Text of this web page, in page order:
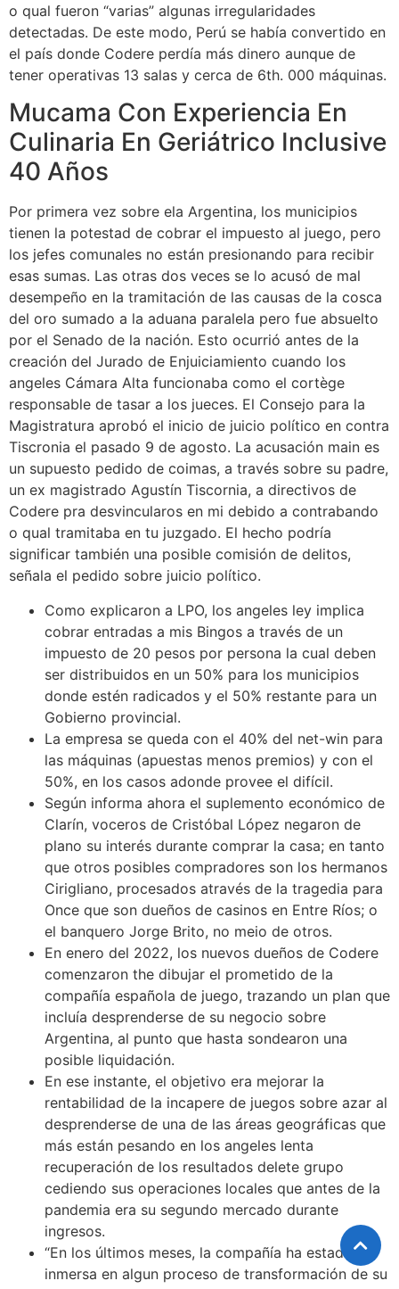
o qual fueron “varias” algunas irregularidades
detectadas. De este modo, Perú se había convertido en
el país donde Codere perdía más dinero aunque de
tener operativas 13 salas y cerca de 6th. 000 máquinas.
Mucama Con Experiencia En
Culinaria En Geriátrico Inclusive
40 Años
Por primera vez sobre ela Argentina, los municipios
tienen la potestad de cobrar el impuesto al juego, pero
los jefes comunales no están presionando para recibir
esas sumas. Las otras dos veces se lo acusó de mal
desempeño en la tramitación de las causas de la cosca
del oro sumado a la aduana paralela pero fue absuelto
por el Senado de la nación. Esto ocurrió antes de la
creación del Jurado de Enjuiciamiento cuando los
angeles Cámara Alta funcionaba como el cortège
responsable de tasar a los jueces. El Consejo para la
Magistratura aprobó el inicio de juicio político en contra
Tiscronia el pasado 9 de agosto. La acusación main es
un supuesto pedido de coimas, a través sobre su padre,
un ex magistrado Agustín Tiscornia, a directivos de
Codere pra desvincularos en mi debido a contrabando
o qual tramitaba en tu juzgado. El hecho podría
significar también una posible comisión de delitos,
señala el pedido sobre juicio político.
Como explicaron a LPO, los angeles ley implica
cobrar entradas a mis Bingos a través de un
impuesto de 20 pesos por persona la cual deben
ser distribuidos en un 50% para los municipios
donde estén radicados y el 50% restante para un
Gobierno provincial.
La empresa se queda con el 40% del net-win para
las máquinas (apuestas menos premios) y con el
50%, en los casos adonde provee el difícil.
Según informa ahora el suplemento económico de
Clarín, voceros de Cristóbal López negaron de
plano su interés durante comprar la casa; en tanto
que otros posibles compradores son los hermanos
Cirigliano, procesados através de la tragedia para
Once que son dueños de casinos en Entre Ríos; o
el banquero Jorge Brito, no meio de otros.
En enero del 2022, los nuevos dueños de Codere
comenzaron the dibujar el prometido de la
compañía española de juego, trazando un plan que
incluía desprenderse de su negocio sobre
Argentina, al punto que hasta sondearon una
posible liquidación.
En ese instante, el objetivo era mejorar la
rentabilidad de la incapere de juegos sobre azar al
desprenderse de una de las áreas geográficas que
más están pesando en los angeles lenta
recuperación de los resultados delete grupo
cediendo sus operaciones locales que antes de la
pandemia era su segundo mercado durante
ingresos.
“En los últimos meses, la compañía ha estado
inmersa en algun proceso de transformación de su